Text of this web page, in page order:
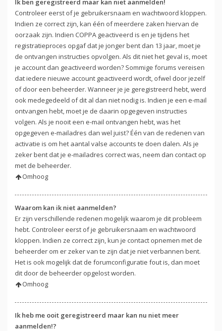
Ik ben geregistreerd maar kan niet aanmelden!
Controleer eerst of je gebruikersnaam en wachtwoord kloppen.
Indien ze correct zijn, kan één of meerdere zaken hiervan de
oorzaak zijn. Indien COPPA geactiveerd is en je tijdens het
registratieproces opgaf dat je jonger bent dan 13 jaar, moet je
de ontvangen instructies opvolgen. Als dit niet het geval is, moet
je account dan geactiveerd worden? Sommige forums vereisen
dat iedere nieuwe account geactiveerd wordt, ofwel door jezelf
of door een beheerder. Wanneer je je geregistreerd hebt, werd
ook medegedeeld of dit al dan niet nodig is. Indien je een e-mail
ontvangen hebt, moet je de daarin opgegeven instructies
volgen. Als je nooit een e-mail ontvangen hebt, was het
opgegeven e-mailadres dan wel juist? Één van de redenen van
activatie is om het aantal valse accounts te doen dalen. Als je
zeker bent dat je e-mailadres correct was, neem dan contact op
met de beheerder.
Omhoog
Waarom kan ik niet aanmelden?
Er zijn verschillende redenen mogelijk waarom je dit probleem
hebt. Controleer eerst of je gebruikersnaam en wachtwoord
kloppen. Indien ze correct zijn, kun je contact opnemen met de
beheerder om er zeker van te zijn dat je niet verbannen bent.
Het is ook mogelijk dat de forumconfiguratie fout is, dan moet
dit door de beheerder opgelost worden.
Omhoog
Ik heb me ooit geregistreerd maar kan nu niet meer
aanmelden!?